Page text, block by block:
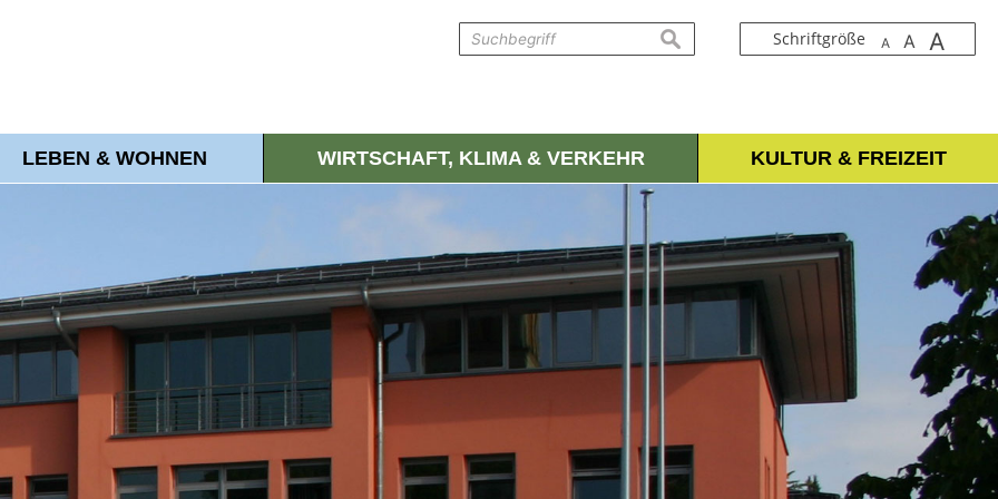
Schriftgröße A A A
suchen
LEBEN & WOHNEN WIRTSCHAFT, KLIMA & VERKEHR KULTUR & FREIZEIT